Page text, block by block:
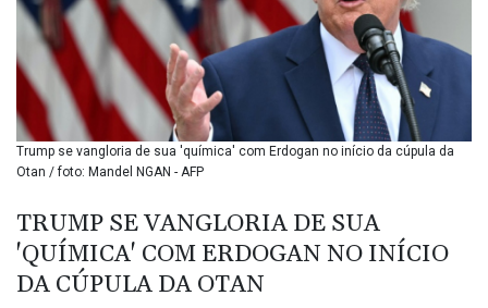
BWP 15.570074
BYN 3.435989
BYR 22645.606405
BZD 2.324398
CAD 1.610755
CDF 2614.066317
CHF 0.933808
CNY 7.7961
CNH 7.793635
COP 3642.60356
CRC 524.689954
Trump se vangloria de sua 'química' com Erdogan no início da cúpula da
Otan / foto: Mandel NGAN - AFP
TRUMP SE VANGLORIA DE SUA
'QUÍMICA' COM ERDOGAN NO INÍCIO
DA CÚPULA DA OTAN